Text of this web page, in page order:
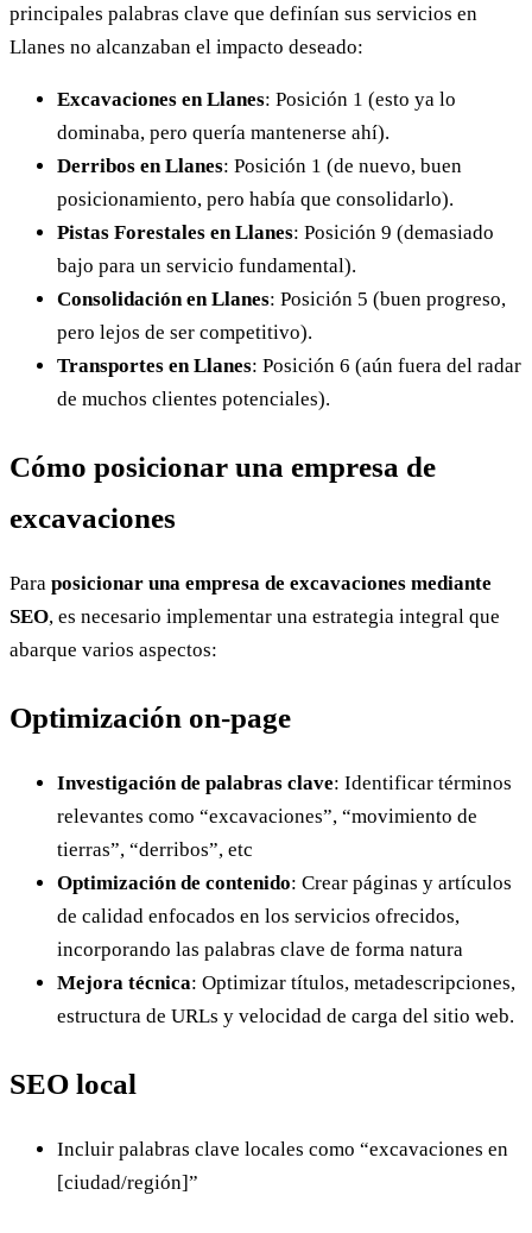
principales palabras clave que definían sus servicios en
Llanes no alcanzaban el impacto deseado:
Excavaciones en Llanes: Posición 1 (esto ya lo
dominaba, pero quería mantenerse ahí).
Derribos en Llanes: Posición 1 (de nuevo, buen
posicionamiento, pero había que consolidarlo).
Pistas Forestales en Llanes: Posición 9 (demasiado
bajo para un servicio fundamental).
Consolidación en Llanes: Posición 5 (buen progreso,
pero lejos de ser competitivo).
Transportes en Llanes: Posición 6 (aún fuera del radar
de muchos clientes potenciales).
Cómo posicionar una empresa de
excavaciones
Para posicionar una empresa de excavaciones mediante
SEO, es necesario implementar una estrategia integral que
abarque varios aspectos:
Optimización on-page
Investigación de palabras clave: Identificar términos
relevantes como “excavaciones”, “movimiento de
tierras”, “derribos”, etc
Optimización de contenido: Crear páginas y artículos
de calidad enfocados en los servicios ofrecidos,
incorporando las palabras clave de forma natura
Mejora técnica: Optimizar títulos, metadescripciones,
estructura de URLs y velocidad de carga del sitio web.
SEO local
Incluir palabras clave locales como “excavaciones en
[ciudad/región]”